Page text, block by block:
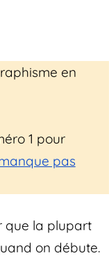
en
1 pour
pas
que la plupart
on débute.